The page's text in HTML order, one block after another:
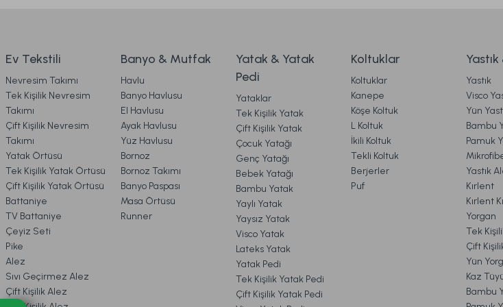
Gönder
5. İADE & DEĞİŞİM
6. ÜRÜN BİLGİLERİ
7. KAMPANYA & İNDİRİMLER
8. MÜŞTERİ HİZMETLERİ
9. YATAK & KOLTUK SİPARİŞ VE İADE İŞLEMLERİ
1.699,00 TL İndirim 4.599,00 TL
Special Çeyiz Seti Çift Kişilik - Gri
%50
İndirim
9.198,00 TL
4.599,00 TL
Ücretsiz Kargo
Multi Selection Nevresim Takımı Samira Çift Kişilik
%30
İndirim
4.999,00 TL
3.499,00 TL
Mora Microfiber Desenli Yorgan Çift Kişilik - Gri Soft Bamboo Yastık 50 x 70 cm
Ev Tekstili
Nevresim Takımı
Tek Kişilik Nevresim
Takımı
Çift Kişilik Nevresim
Takımı
Yatak Örtüsü
Tek Kişilik Yatak Örtüsü
Çift Kişilik Yatak Örtüsü
Battaniye
TV Battaniye
Çeyiz Seti
Pike
Alez
Sıvı Geçirmez Alez
Çift Kişilik Alez
Banyo & Mutfak
Havlu
Banyo Havlusu
El Havlusu
Ayak Havlusu
Yüz Havlusu
Bornoz
Bornoz Takımı
Banyo Paspası
Masa Örtüsü
Runner
Yatak & Yatak
Pedi
Yataklar
Tek Kişilik Yatak
Çift Kişilik Yatak
Çocuk Yatağı
Genç Yatağı
Bebek Yatağı
Bambu Yatak
Yaylı Yatak
Yaysız Yatak
Visco Yatak
Lateks Yatak
Yatak Pedi
Tek Kişilik Yatak Pedi
Çift Kişilik Yatak Pedi
Koltuklar
Koltuklar
Kanepe
Köşe Koltuk
L Koltuk
İkili Koltuk
Tekli Koltuk
Berjerler
Puf
Yastık
Visco
Yün
Bambu
Pamuk
Yastık
Kırlent
Kırlent
Yorgan
Tek
Çift
Yün
Kaz
Bambu